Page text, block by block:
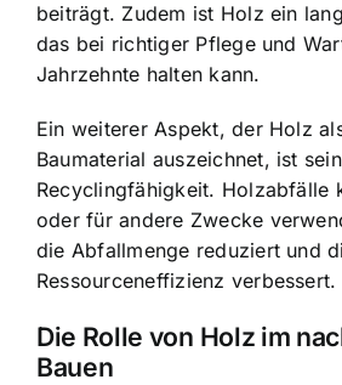
beiträgt. Zudem ist Holz ein
das bei richtiger Pflege und
Jahrzehnte halten kann.
Ein weiterer Aspekt, der Holz
Baumaterial auszeichnet, ist
Recyclingfähigkeit. Holzabfälle
oder für andere Zwecke
die Abfallmenge reduziert und
Ressourceneffizienz verbessert.
Die Rolle von Holz im
Bauen